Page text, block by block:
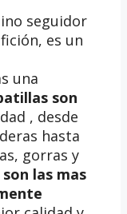
seguidor
es un
una
son
, desde
hasta
gorras y
las mas